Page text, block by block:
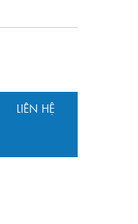
LIÊN HỆ